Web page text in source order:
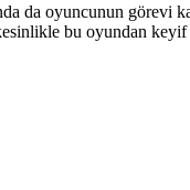
da oyuncunun görevi
bu oyundan keyif